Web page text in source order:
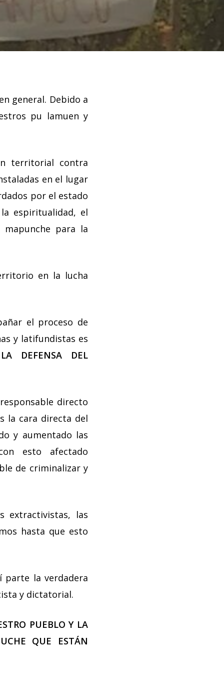
general. Debido a
pu lamuen y
territorial contra
en el lugar
por el estado
espiritualidad, el
para la
en la lucha
el proceso de
y latifundistas es
LA DEFENSA DEL
directo
la cara directa del
y aumentado las
esto afectado
de criminalizar y
extractivistas, las
hasta que esto
parte la verdadera
y dictatorial.
PUEBLO Y LA
QUE ESTÁN